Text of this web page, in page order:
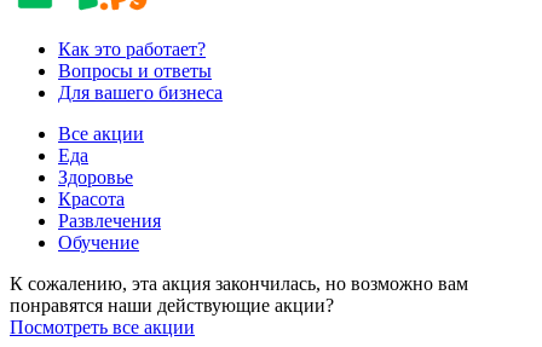
Как это работает?
Вопросы и ответы
Для вашего бизнеса
Все акции
Еда
Здоровье
Красота
Развлечения
Обучение
К сожалению, эта акция закончилась, но возможно вам
понравятся наши действующие акции?
Посмотреть все акции